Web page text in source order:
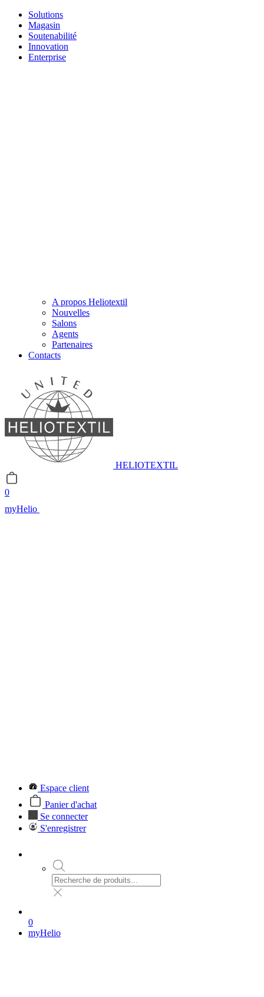
Solutions
Magasin
Soutenabilité
Innovation
Enterprise
A propos Heliotextil
Nouvelles
Salons
Agents
Partenaires
Contacts
HELIOTEXTIL
0
myHelio
Espace client
Panier d'achat
Se connecter
S'enregistrer
0
myHelio